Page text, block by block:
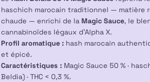
haschich marocain traditionnel — matière
chaude — enrichi de la Magic Sauce, le
cannabinoïdes légaux d’Alpha X.
Profil aromatique : hash marocain
et épicé.
Caractéristiques : Magic Sauce 50 % ·
Beldia) · THC < 0,3 %.